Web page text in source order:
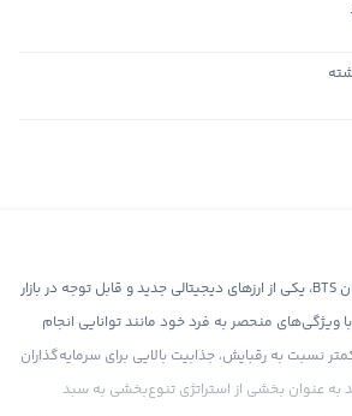
ارز دیجیتال بیت شیرز، یا همان BTS، یکی از ارزهای دیجیتالی جدید و قابل توجه در بازار
ویژگی‌های منحصر به فرد خود مانند توانایی انجام
نسبت به رقبایش، جذابیت بالایی برای سرمایه‌گذاران
به عنوان بخشی از استراتژی تنوع‌بخشی به سبد